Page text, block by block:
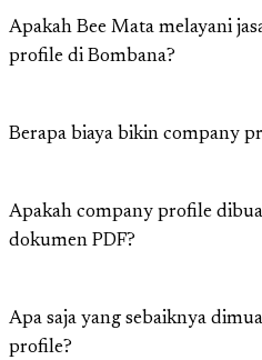
Apakah Bee Mata melayani
profile di Bombana?
Berapa biaya bikin company
Apakah company profile
dokumen PDF?
Apa saja yang sebaiknya
profile?